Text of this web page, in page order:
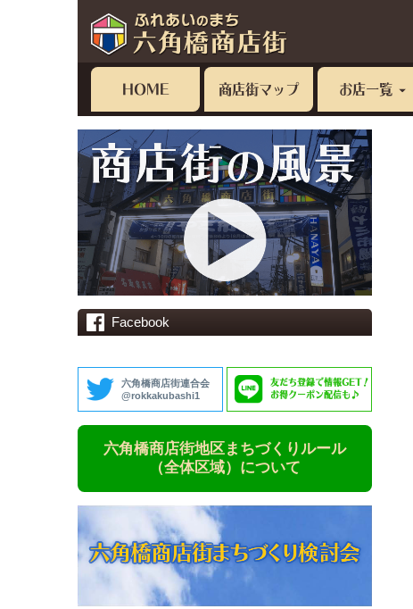
HOME 商店街マップ お店一覧
Facebook
六角橋商店街連合会
@rokkakubashi1
友だち登録で情報GET！
お得クーポン配信も♪
六角橋商店街地区まちづくりルール
（全体区域）について